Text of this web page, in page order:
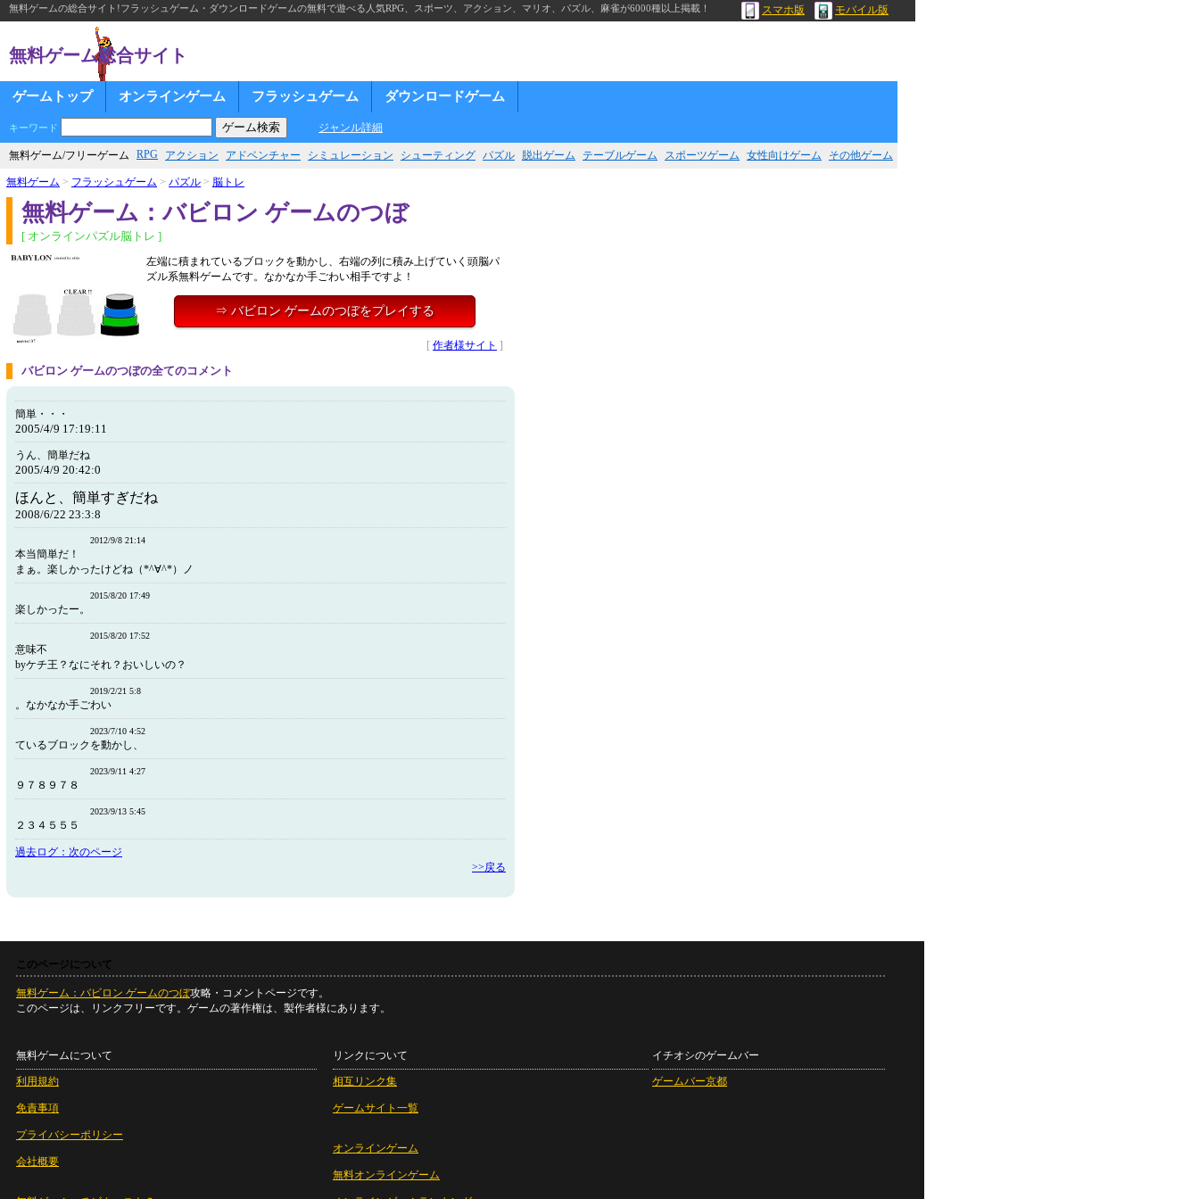
無料ゲームの総合サイト!フラッシュゲーム・ダウンロードゲームの無料で遊べる人気RPG、スポーツ、アクション、マリオ、パズル、麻雀が6000種以上掲載！ スマホ版 モバイル版
無料ゲーム総合サイト
ゲームトップ オンラインゲーム フラッシュゲーム ダウンロードゲーム
キーワード ジャンル詳細
無料ゲーム/フリーゲーム RPG アクション アドベンチャー シミュレーション シューティング パズル 脱出ゲーム テーブルゲーム スポーツゲーム 女性向けゲーム その他ゲーム
無料ゲーム > フラッシュゲーム > パズル > 脳トレ
無料ゲーム：バビロン ゲームのつぼ
[ オンラインパズル脳トレ ]
左端に積まれているブロックを動かし、右端の列に積み上げていく頭脳パ
ズル系無料ゲームです。なかなか手ごわい相手ですよ！
⇒ バビロン ゲームのつぼをプレイする
[ 作者様サイト ]
バビロン ゲームのつぼの全てのコメント
簡単・・・
2005/4/9 17:19:11
うん、簡単だね
2005/4/9 20:42:0
ほんと、簡単すぎだね
2008/6/22 23:3:8
2012/9/8 21:14
本当簡単だ！
まぁ。楽しかったけどね（*^∀^*）ノ
2015/8/20 17:49
楽しかったー。
2015/8/20 17:52
意味不
byケチ王？なにそれ？おいしいの？
2019/2/21 5:8
。なかなか手ごわい
2023/7/10 4:52
ているブロックを動かし、
2023/9/11 4:27
９７８９７８
2023/9/13 5:45
２３４５５５
過去ログ：次のページ
>>戻る
このページについて
無料ゲーム：バビロン ゲームのつぼ攻略・コメントページです。
このページは、リンクフリーです。ゲームの著作権は、製作者様にあります。
無料ゲームについて
利用規約
免責事項
プライバシーポリシー
会社概要
リンクについて
相互リンク集
ゲームサイト一覧
オンラインゲーム
無料オンラインゲーム
イチオシのゲームバー
ゲームバー京都